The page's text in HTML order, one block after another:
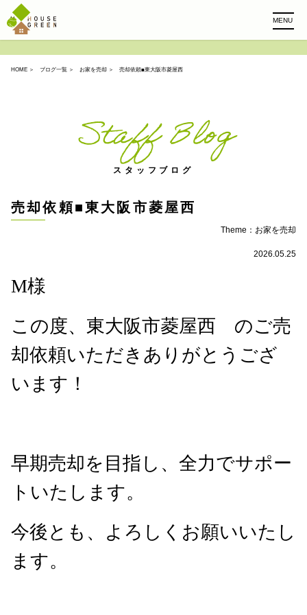
MENU
HOME ＞ ブログ一覧 ＞ お家を売却 ＞ 売却依頼■東大阪市菱屋西
Staff Blog
スタッフブログ
売却依頼■東大阪市菱屋西
Theme： お家を売却
2026.05.25
M様
この度、東大阪市菱屋西 のご売
却依頼いただきありがとうござ
います！
早期売却を目指し、全力でサポー
トいたします。
今後とも、よろしくお願いいたし
ます。